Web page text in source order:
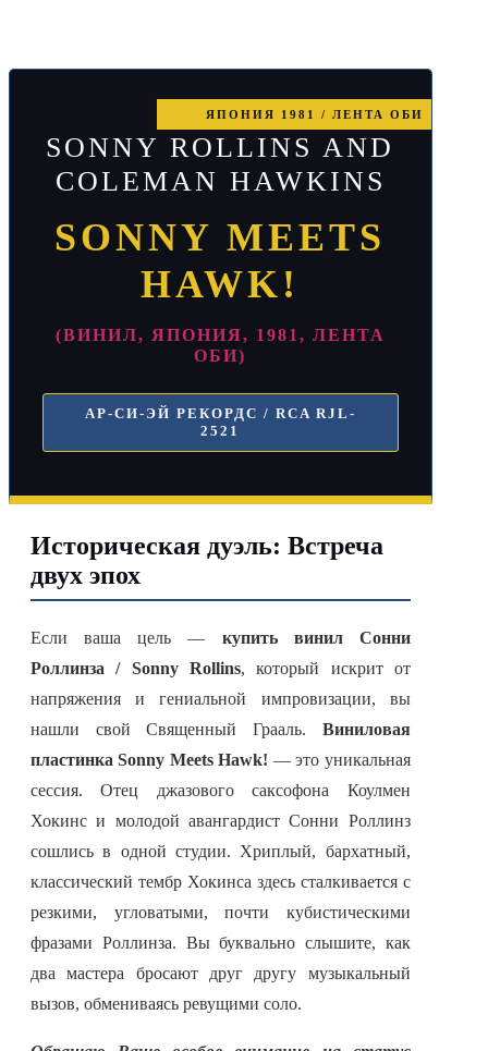
ЯПОНИЯ 1981 / ЛЕНТА ОБИ
SONNY ROLLINS AND
COLEMAN HAWKINS
SONNY MEETS
HAWK!
(ВИНИЛ, ЯПОНИЯ, 1981, ЛЕНТА
ОБИ)
АР-СИ-ЭЙ РЕКОРДС / RCA RJL-
2521
Историческая дуэль: Встреча
двух эпох
Если ваша цель — купить винил Сонни
Роллинза / Sonny Rollins, который искрит от
напряжения и гениальной импровизации, вы
нашли свой Священный Грааль. Виниловая
пластинка Sonny Meets Hawk! — это уникальная
сессия. Отец джазового саксофона Коулмен
Хокинс и молодой авангардист Сонни Роллинз
сошлись в одной студии. Хриплый, бархатный,
классический тембр Хокинса здесь сталкивается с
резкими, угловатыми, почти кубистическими
фразами Роллинза. Вы буквально слышите, как
два мастера бросают друг другу музыкальный
вызов, обмениваясь ревущими соло.